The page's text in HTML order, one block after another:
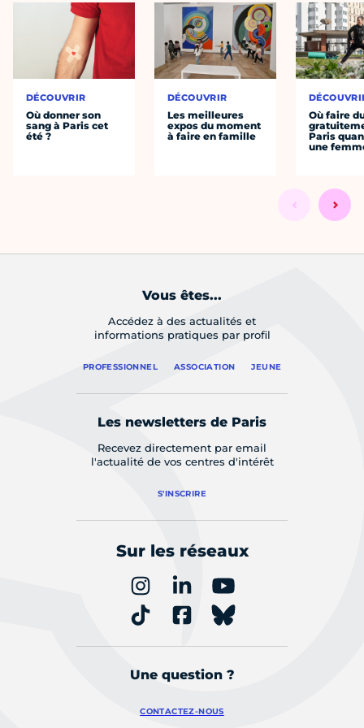
DÉCOUVRIR
Où donner son
sang à Paris cet
été ?
DÉCOUVRIR
Les meilleures
expos du moment
à faire en famille
Où faire
Paris
une
Vous êtes...
Accédez à des actualités et
informations pratiques par profil
PROFESSIONNEL ASSOCIATION JEUNE
Les newsletters de Paris
Recevez directement par email
l'actualité de vos centres d'intérêt
S'INSCRIRE
Sur les réseaux
Une question ?
CONTACTEZ-NOUS